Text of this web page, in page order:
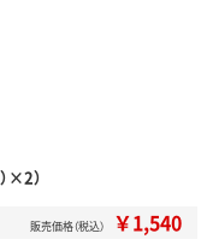
×2）
販売価格（税込） ￥1,540